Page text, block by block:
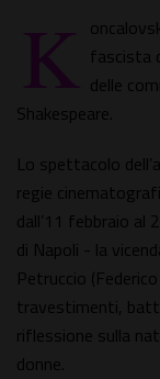
K fascista
delle
Shakespeare.
Lo spettacolo
regie
dall’11 febbraio al
di Napoli - la
Petruccio
travestimenti,
riflessione sulla
donne.